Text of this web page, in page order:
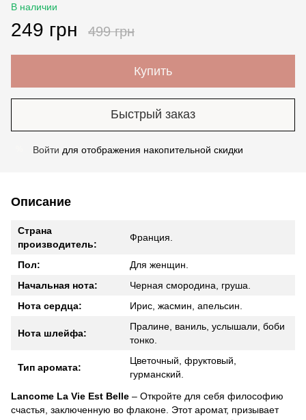
В наличии
249 грн 499 грн
Купить
Быстрый заказ
Войти для отображения накопительной скидки
Описание
Страна
производитель:
Франция.
Пол:
Для женщин.
Начальная нота:
Черная смородина, груша.
Нота сердца:
Ирис, жасмин, апельсин.
Нота шлейфа:
Пралине, ваниль, услышали, боби
тонко.
Тип аромата:
Цветочный, фруктовый,
гурманский.
Lancome La Vie Est Belle – Откройте для себя философию
счастья, заключенную во флаконе. Этот аромат, призывает